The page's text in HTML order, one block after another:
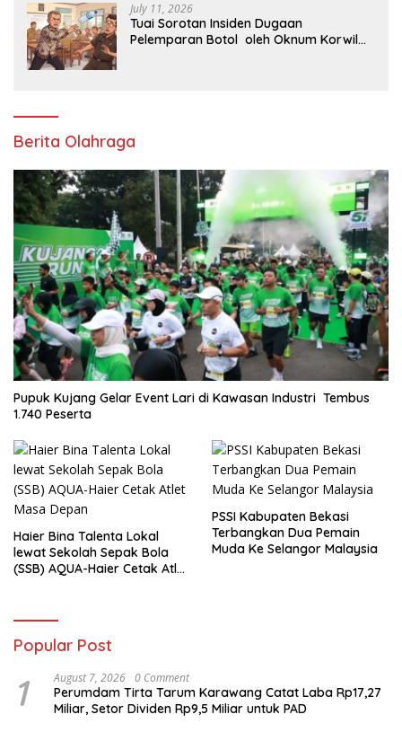
July 11, 2026
Tuai Sorotan Insiden Dugaan
Pelemparan Botol oleh Oknum Korwil
Berita Olahraga
Pupuk Kujang Gelar Event Lari di Kawasan Industri Tembus
1.740 Peserta
Haier Bina Talenta Lokal
lewat Sekolah Sepak Bola
(SSB) AQUA-Haier Cetak Atlet
PSSI Kabupaten Bekasi
Terbangkan Dua Pemain
Muda Ke Selangor Malaysia
Popular Post
1 August 7, 2026 0 Comment
Perumdam Tirta Tarum Karawang Catat Laba Rp17,27
Miliar, Setor Dividen Rp9,5 Miliar untuk PAD